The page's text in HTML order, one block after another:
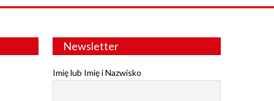
Newsletter
Imię lub Imię i Nazwisko